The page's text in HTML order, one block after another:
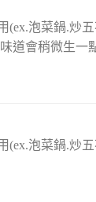
(ex.泡菜鍋.炒
道會稍微生一
(ex.泡菜鍋.炒